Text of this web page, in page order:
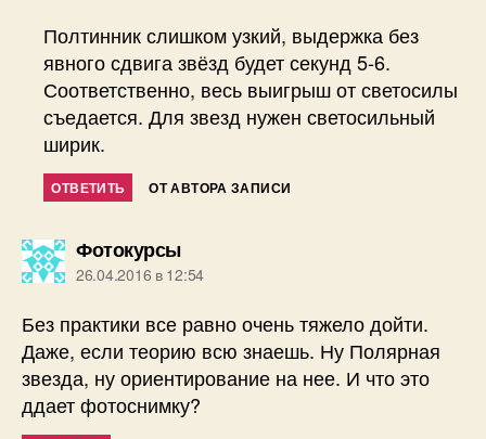
Полтинник слишком узкий, выдержка без
явного сдвига звёзд будет секунд 5-6.
Соответственно, весь выигрыш от светосилы
съедается. Для звезд нужен светосильный
ширик.
ОТВЕТИТЬ ОТ АВТОРА ЗАПИСИ
Фотокурсыпишет:
26.04.2016 в 12:54
Без практики все равно очень тяжело дойти.
Даже, если теорию всю знаешь. Ну Полярная
звезда, ну ориентирование на нее. И что это
ддает фотоснимку?